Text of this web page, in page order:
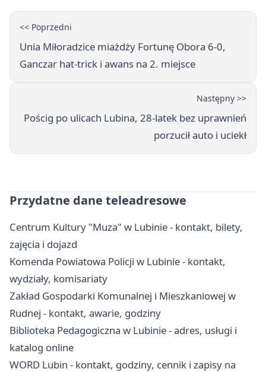
<< Poprzedni
Unia Miłoradzice miażdży Fortunę Obora 6-0,
Ganczar hat-trick i awans na 2. miejsce
Następny >>
Pościg po ulicach Lubina, 28-latek bez uprawnień
porzucił auto i uciekł
Przydatne dane teleadresowe
Centrum Kultury "Muza" w Lubinie - kontakt, bilety,
zajęcia i dojazd
Komenda Powiatowa Policji w Lubinie - kontakt,
wydziały, komisariaty
Zakład Gospodarki Komunalnej i Mieszkaniowej w
Rudnej - kontakt, awarie, godziny
Biblioteka Pedagogiczna w Lubinie - adres, usługi i
katalog online
WORD Lubin - kontakt, godziny, cennik i zapisy na